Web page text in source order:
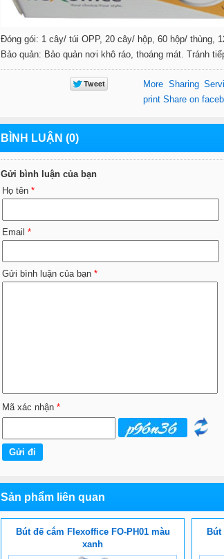
Đóng gói: 1 cây/ túi OPP, 20 cây/ hộp, 60 hộp/ thùng,
Bảo quản: Bảo quản nơi khô ráo, thoáng mát. Tránh
More Sharing
print Share on
BÌNH LUẬN (0)
Gửi bình luận của bạn
Họ tên *
Email *
Gửi bình luận của bạn *
Mã xác nhận *
Sản phẩm liên quan
Bút đế cắm Flexoffice FO-PH01 màu
xanh
Bút